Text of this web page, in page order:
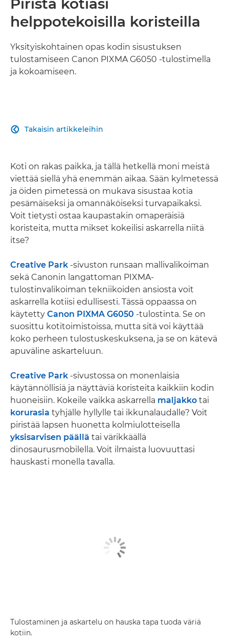
Piristä kotiasi
helppotekoisilla koristeilla
Yksityiskohtainen opas kodin sisustuksen
tulostamiseen Canon PIXMA G6050 -tulostimella
ja kokoamiseen.
Takaisin artikkeleihin

Koti on rakas paikka, ja tällä hetkellä moni meistä
viettää siellä yhä enemmän aikaa. Sään kylmetessä
ja öiden pimetessä on mukava sisustaa kotia
pesämäiseksi ja omannäköiseksi turvapaikaksi.
Voit tietysti ostaa kaupastakin omaperäisiä
koristeita, mutta mikset kokeilisi askarrella niitä
itse?
Creative Park -sivuston runsaan mallivalikoiman
sekä Canonin langattoman PIXMA-
tulostinvalikoiman tekniikoiden ansiosta voit
askarrella kotiisi edullisesti. Tässä oppaassa on
käytetty Canon PIXMA G6050 -tulostinta. Se on
suosittu kotitoimistoissa, mutta sitä voi käyttää
koko perheen tulostuskeskuksena, ja se on kätevä
apuväline askarteluun.
Creative Park -sivustossa on monenlaisia
käytännöllisiä ja näyttäviä koristeita kaikkiin kodin
huoneisiin. Kokeile vaikka askarrella maljakko tai
korurasia tyhjälle hyllylle tai ikkunalaudalle? Voit
piristää lapsen huonetta kolmiulotteisella
yksisarvisen päällä tai värikkäällä
dinosaurusmobilella. Voit ilmaista luovuuttasi
hauskasti monella tavalla.
Tulostaminen ja askartelu on hauska tapa tuoda väriä
kotiin.